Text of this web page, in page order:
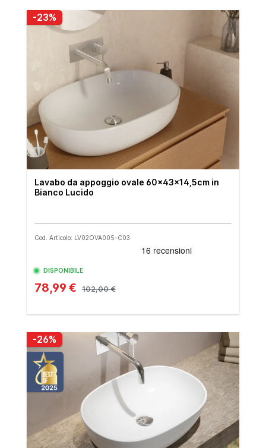
-23%
Lavabo da appoggio ovale 60x43x14,5cm in
Bianco Lucido
Cod. Articolo: LV02OVA005-C03
DISPONIBILE
78,99 € 102,00 €
-26%